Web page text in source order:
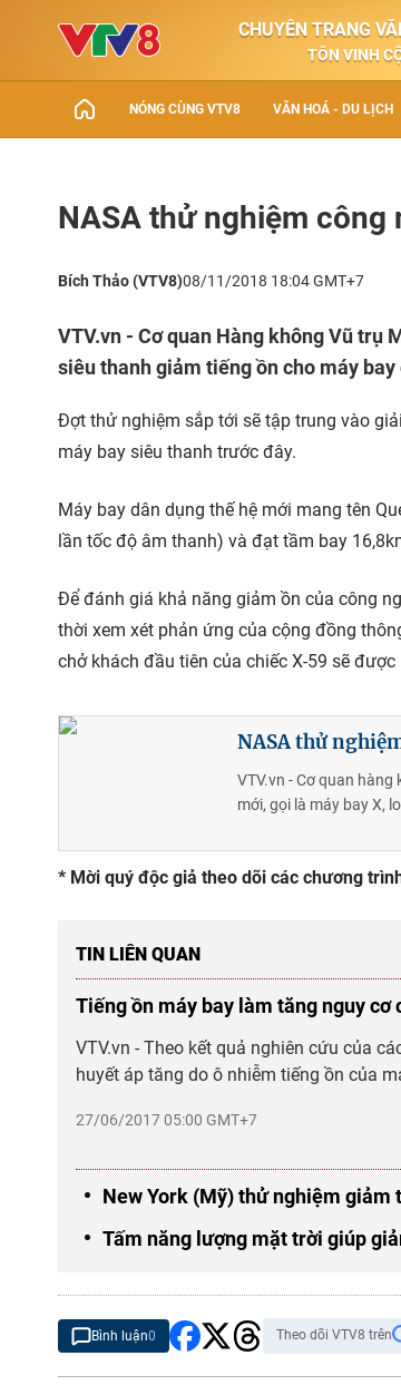
CHUYÊN TRANG
TÔN VINH
NÓNG CÙNG VTV8 VĂN HOÁ - DU LỊCH
NASA thử nghiệm công
Bích Thảo (VTV8)08/11/2018 18:04 GMT+7
VTV.vn - Cơ quan Hàng không Vũ trụ
siêu thanh giảm tiếng ồn cho máy
Đợt thử nghiệm sắp tới sẽ tập trung vào
máy bay siêu thanh trước đây.
Máy bay dân dụng thế hệ mới mang tên
lần tốc độ âm thanh) và đạt tầm bay
Để đánh giá khả năng giảm ồn của công
thời xem xét phản ứng của cộng đồng
chở khách đầu tiên của chiếc X-59 sẽ
NASA thử
VTV.vn - Cơ quan
mới, gọi là máy bay X,
* Mời quý độc giả theo dõi các chương
TIN LIÊN QUAN
Tiếng ồn máy bay làm tăng nguy cơ
27/06/2017 05:00 GMT+7
VTV.vn - Theo kết quả nghiên cứu của
huyết áp tăng do ô nhiễm tiếng ồn của
New York (Mỹ) thử nghiệm giảm
Tấm năng lượng mặt trời giúp
Bình luận0 Theo dõi VTV8 trên